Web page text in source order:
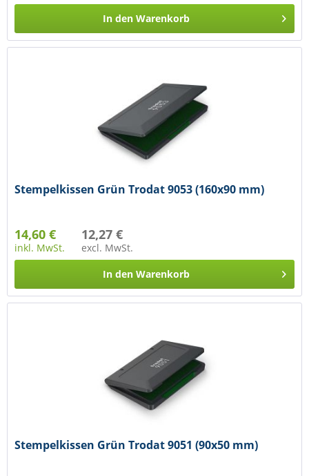
In den Warenkorb
Stempelkissen Grün Trodat 9053 (160x90 mm)
14,60 €
inkl. MwSt.
12,27 €
excl. MwSt.
In den Warenkorb
Stempelkissen Grün Trodat 9051 (90x50 mm)